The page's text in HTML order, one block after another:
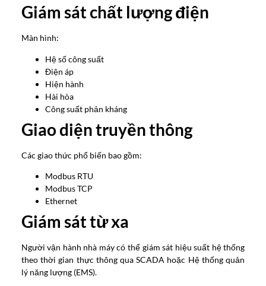
Giám sát chất lượng điện
Màn hình:
Hệ số công suất
Điện áp
Hiện hành
Hài hòa
Công suất phản kháng
Giao diện truyền thông
Các giao thức phổ biến bao gồm:
Modbus RTU
Modbus TCP
Ethernet
Giám sát từ xa
Người vận hành nhà máy có thể giám sát hiệu suất hệ thống
theo thời gian thực thông qua SCADA hoặc Hệ thống quản
lý năng lượng (EMS).